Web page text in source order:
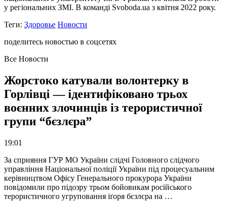
у регіональних ЗМІ. В команді Svoboda.ua з квітня 2022 року.
Теги: Здоровье Новости
поделитесь новостью в соцсетях
Все Новости
Жорстоко катували волонтерку в
Горлівці — ідентифіковано трьох
воєнних злочинців із терористичної
групи “бєзлєра”
19:01
За сприяння ГУР МО України слідчі Головного слідчого
управління Національної поліції України під процесуальним
керівництвом Офісу Генерального прокурора України
повідомили про підозру трьом бойовикам російського
терористичного угруповання іґоря бєзлєра на …